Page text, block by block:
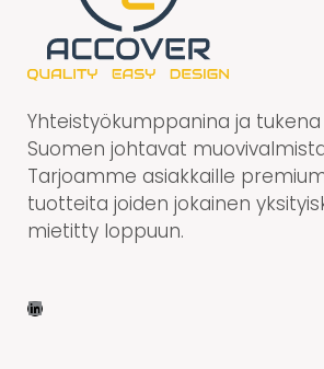
Yhteistyökumppanina ja
Suomen johtavat
Tarjoamme asiakkaille
tuotteita joiden jokainen
mietitty loppuun.